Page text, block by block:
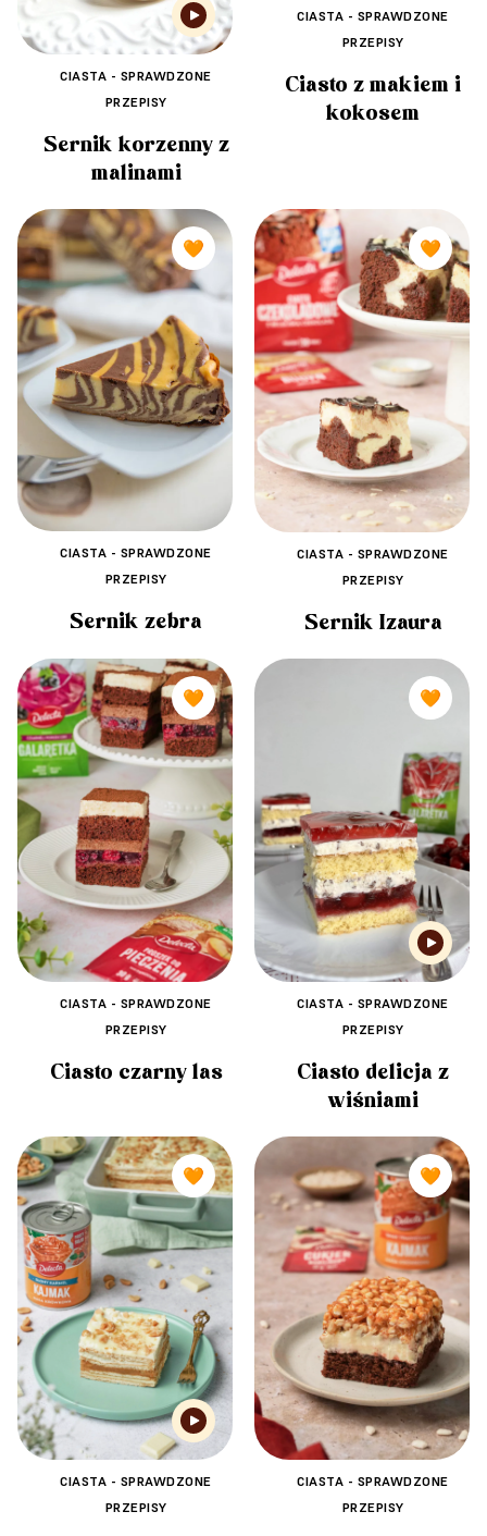
CIASTA - SPRAWDZONE
PRZEPISY
Sernik korzenny z
malinami
CIASTA - SPRAWDZONE
PRZEPISY
Ciasto z makiem i
kokosem
🧡
CIASTA - SPRAWDZONE
PRZEPISY
Sernik zebra
🧡
CIASTA - SPRAWDZONE
PRZEPISY
Sernik Izaura
🧡
CIASTA - SPRAWDZONE
PRZEPISY
Ciasto czarny las
🧡
CIASTA - SPRAWDZONE
PRZEPISY
Ciasto delicja z
wiśniami
🧡
CIASTA - SPRAWDZONE
PRZEPISY
🧡
CIASTA - SPRAWDZONE
PRZEPISY